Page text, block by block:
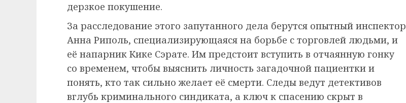
дерзкое покушение.
За расследование этого запутанного дела берутся опытный инспектор
Анна Риполь, специализирующаяся на борьбе с торговлей людьми, и
её напарник Кике Сэрате. Им предстоит вступить в отчаянную гонку
со временем, чтобы выяснить личность загадочной пациентки и
понять, кто так сильно желает её смерти. Следы ведут детективов
вглубь криминального синдиката, а ключ к спасению скрыт в